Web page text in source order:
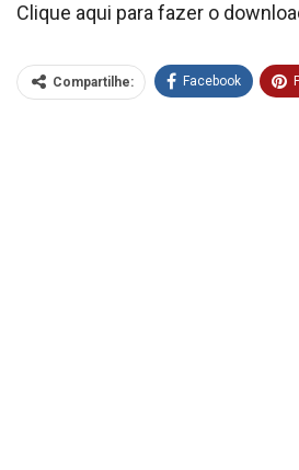
Clique aqui para fazer o
Compartilhe: Facebook